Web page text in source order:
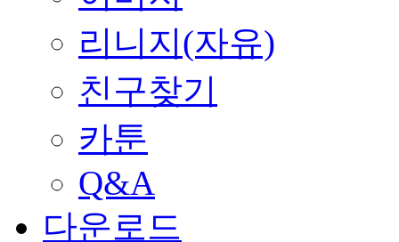
리니지(자유)
친구찾기
카툰
Q&A
다운로드